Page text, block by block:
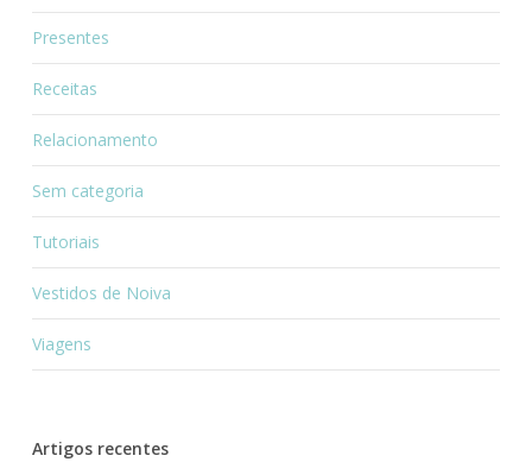
Presentes
Receitas
Relacionamento
Sem categoria
Tutoriais
Vestidos de Noiva
Viagens
Artigos recentes